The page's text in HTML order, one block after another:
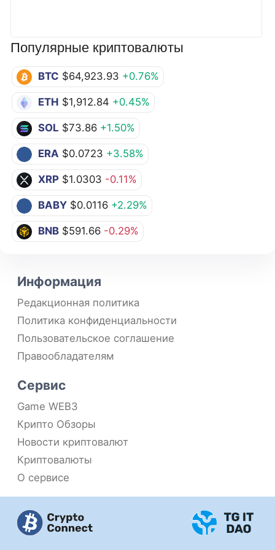
Популярные криптовалюты
BTC $64,923.93 +0.76%
ETH $1,912.84 +0.45%
SOL $73.86 +1.50%
ERA $0.0723 +3.58%
XRP $1.0303 -0.11%
BABY $0.0116 +2.29%
BNB $591.66 -0.29%
Информация
Редакционная политика
Политика конфиденциальности
Пользовательское соглашение
Правообладателям
Сервис
Game WEB3
Крипто Обзоры
Новости криптовалют
Криптовалюты
О сервисе